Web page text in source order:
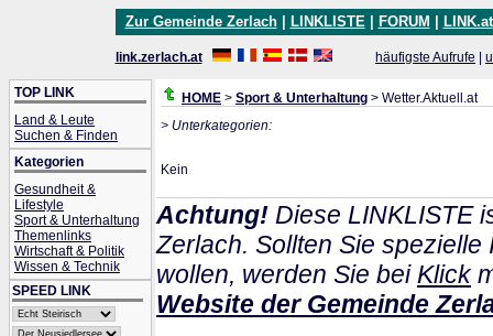
Zur Gemeinde Zerlach LINKLISTE FORUM LINK.at
link.zerlach.at häufigste Aufrufe
TOP LINK
Land & Leute
Suchen & Finden
Kategorien
Gesundheit &
Lifestyle
Sport & Unterhaltung
Themenlinks
Wirtschaft & Politik
Wissen & Technik
SPEED LINK
HOME > Sport & Unterhaltung > Wetter.Aktuell.at
> Unterkategorien:
Kein
Achtung! Diese LINKLISTE
Zerlach. Sollten Sie
wollen, werden Sie bei Klick
Website der Gemeinde